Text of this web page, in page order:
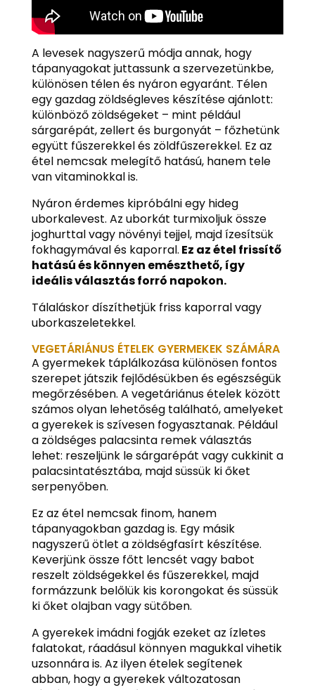
A levesek nagyszerű módja annak, hogy
tápanyagokat juttassunk a szervezetünkbe,
különösen télen és nyáron egyaránt. Télen
egy gazdag zöldségleves készítése ajánlott:
különböző zöldségeket – mint például
sárgarépát, zellert és burgonyát – főzhetünk
együtt fűszerekkel és zöldfűszerekkel. Ez az
étel nemcsak melegítő hatású, hanem tele
van vitaminokkal is.
Nyáron érdemes kipróbálni egy hideg
uborkalevest. Az uborkát turmixoljuk össze
joghurttal vagy növényi tejjel, majd ízesítsük
fokhagymával és kaporral. Ez az étel frissítő
hatású és könnyen emészthető, így
ideális választás forró napokon.
Tálaláskor díszíthetjük friss kaporral vagy
uborkaszeletekkel.
VEGETÁRIÁNUS ÉTELEK GYERMEKEK SZÁMÁRA
A gyermekek táplálkozása különösen fontos
szerepet játszik fejlődésükben és egészségük
megőrzésében. A vegetáriánus ételek között
számos olyan lehetőség található, amelyeket
a gyerekek is szívesen fogyasztanak. Például
a zöldséges palacsinta remek választás
lehet: reszeljünk le sárgarépát vagy cukkinit a
palacsintatésztába, majd süssük ki őket
serpenyőben.
Ez az étel nemcsak finom, hanem
tápanyagokban gazdag is. Egy másik
nagyszerű ötlet a zöldségfasírt készítése.
Keverjünk össze főtt lencsét vagy babot
reszelt zöldségekkel és fűszerekkel, majd
formázzunk belőlük kis korongokat és süssük
ki őket olajban vagy sütőben.
A gyerekek imádni fogják ezeket az ízletes
falatokat, ráadásul könnyen magukkal vihetik
uzsonnára is. Az ilyen ételek segítenek
abban, hogy a gyerekek változatosan